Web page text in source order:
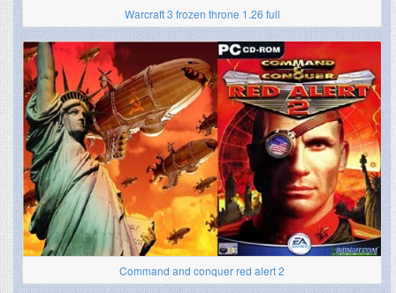
Warcraft 3 frozen throne 1.26 full
Command and conquer red alert 2